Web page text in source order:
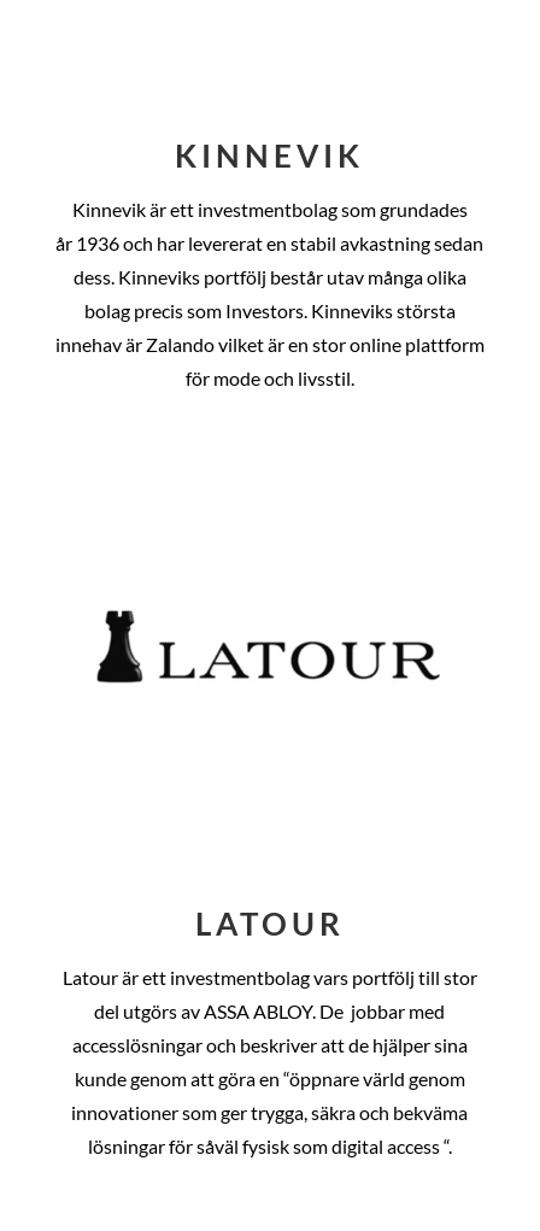
KINNEVIK
Kinnevik är ett investmentbolag som grundades
år 1936 och har levererat en stabil avkastning sedan
dess. Kinneviks portfölj består utav många olika
bolag precis som Investors. Kinneviks största
innehav är Zalando vilket är en stor online plattform
för mode och livsstil.
LATOUR
Latour är ett investmentbolag vars portfölj till stor
del utgörs av ASSA ABLOY. De jobbar med
accesslösningar och beskriver att de hjälper sina
kunde genom att göra en “öppnare värld genom
innovationer som ger trygga, säkra och bekväma
lösningar för såväl fysisk som digital access “.